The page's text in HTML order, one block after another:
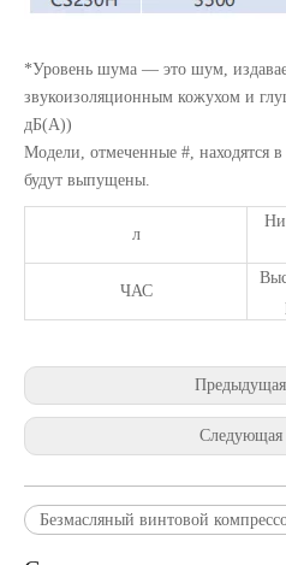
*Уровень шума — это шум,
звукоизоляционным кожухом и
дБ(А))
Модели, отмеченные #, находятся
будут выпущены.
л
ЧАС
Предыдущая
Следующая
Безмасляный винтовой